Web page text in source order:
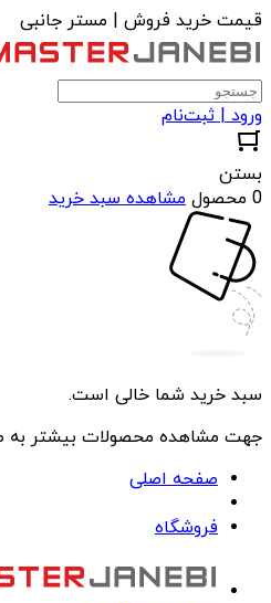
قیمت خرید فروش | مستر جانبی
ورود | ثبت‌نام
بستن
0 محصول
مشاهده سبد خرید
سبد خرید شما خالی است.
جهت مشاهده محصولات بیشتر به
صفحه اصلی
فروشگاه